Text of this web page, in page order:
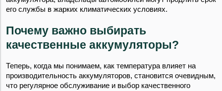
его службы в жарких климатических условиях.
Почему важно выбирать
качественные аккумуляторы?
Теперь, когда мы понимаем, как температура влияет на
производительность аккумуляторов, становится очевидным,
что регулярное обслуживание и выбор качественного